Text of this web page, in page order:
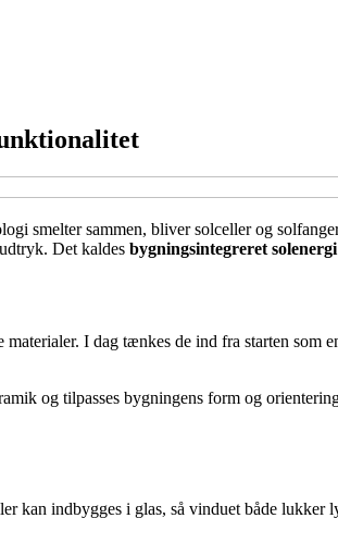
smelter sammen, bliver solceller og
Det kaldes bygningsintegreret solenergi
I dag tænkes de ind fra starten som
og tilpasses bygningens form og
kan indbygges i glas, så vinduet både